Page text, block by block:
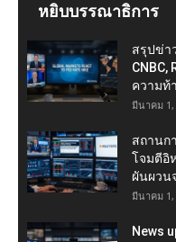
หยิบบรรณาธิการ
สรุปข่า
CNBC,
ความท้
มีนาคม 1,
สถานก
โจมตีอิ
ผันผวน
มีนาคม 1,
News